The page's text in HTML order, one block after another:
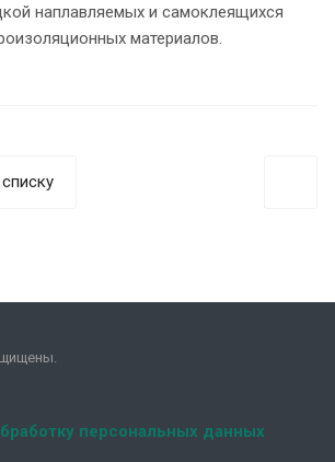
наплавляемых и самоклеящихся
материалов.
персональных данных